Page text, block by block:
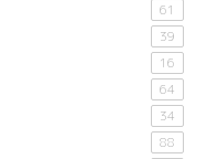
61
39
16
64
34
88